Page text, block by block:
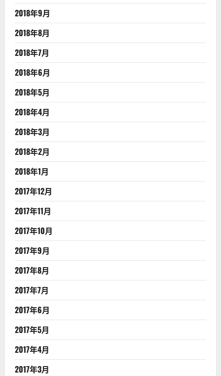
2018年9月
2018年8月
2018年7月
2018年6月
2018年5月
2018年4月
2018年3月
2018年2月
2018年1月
2017年12月
2017年11月
2017年10月
2017年9月
2017年8月
2017年7月
2017年6月
2017年5月
2017年4月
2017年3月